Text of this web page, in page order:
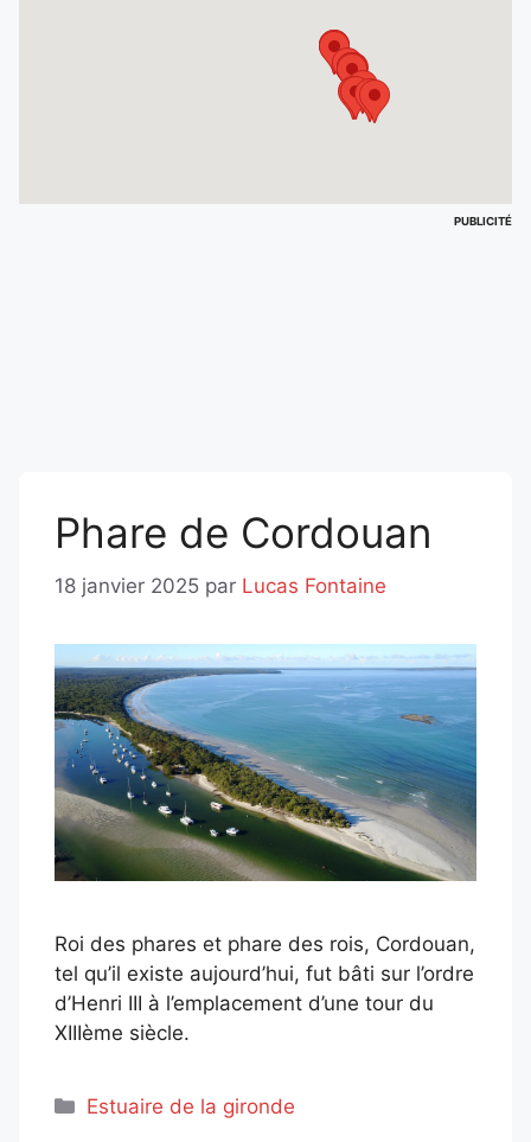
PUBLICITÉ
Phare de Cordouan
18 janvier 2025 par Lucas Fontaine
Roi des phares et phare des rois, Cordouan,
tel qu’il existe aujourd’hui, fut bâti sur l’ordre
d’Henri III à l’emplacement d’une tour du
XIIIème siècle.
Catégories
Estuaire de la gironde